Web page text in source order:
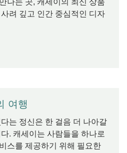
나는 곳, 캐세이의 최신 상품
려 깊고 인간 중심적인 디자
여행
는 정신은 한 걸음 더 나아갈
. 캐세이는 사람들을 하나로
스를 제공하기 위해 필요한